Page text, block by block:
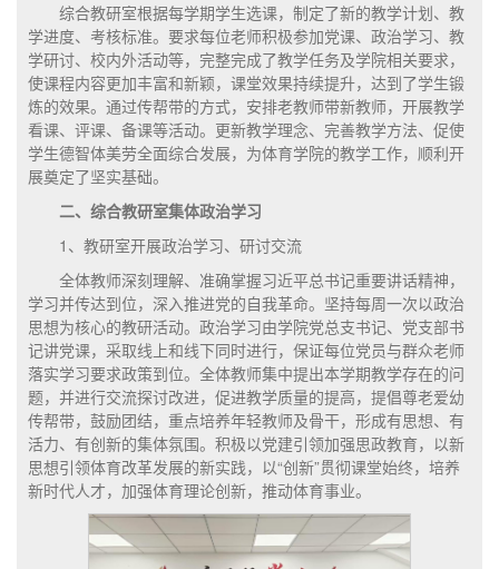
综合教研室根据每学期学生选课，制定了新的教学计划、教
学进度、考核标准。要求每位老师积极参加党课、政治学习、教
学研讨、校内外活动等，完整完成了教学任务及学院相关要求，
使课程内容更加丰富和新颖，课堂效果持续提升，达到了学生锻
炼的效果。通过传帮带的方式，安排老教师带新教师，开展教学
看课、评课、备课等活动。更新教学理念、完善教学方法、促使
学生德智体美劳全面综合发展，为体育学院的教学工作，顺利开
展奠定了坚实基础。
二、综合教研室集体政治学习
1、教研室开展政治学习、研讨交流
全体教师深刻理解、准确掌握习近平总书记重要讲话精神，
学习并传达到位，深入推进党的自我革命。坚持每周一次以政治
思想为核心的教研活动。政治学习由学院党总支书记、党支部书
记讲党课，采取线上和线下同时进行，保证每位党员与群众老师
落实学习要求政策到位。全体教师集中提出本学期教学存在的问
题，并进行交流探讨改进，促进教学质量的提高，提倡尊老爱幼
传帮带，鼓励团结，重点培养年轻教师及骨干，形成有思想、有
活力、有创新的集体氛围。积极以党建引领加强思政教育，以新
思想引领体育改革发展的新实践，以“创新”贯彻课堂始终，培养
新时代人才，加强体育理论创新，推动体育事业。